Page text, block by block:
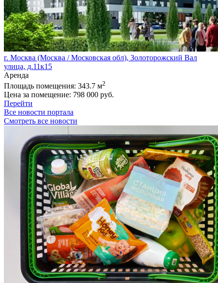
г. Москва (Москва / Московская обл), Золоторожский Вал
улица, д.11к15
Аренда
Площадь помещения: 343.7 м2
Цена за помещение: 798 000 руб.
Перейти
Все новости портала
Смотреть все новости